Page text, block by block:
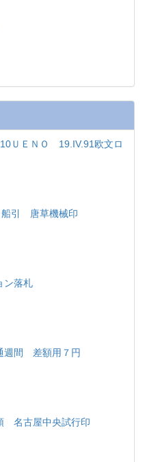
ＵＥＮＯ 19.IV.91欧文ロ
船引 唐草機械印
ン落札
週間 差額用７円
名古屋中央試行印